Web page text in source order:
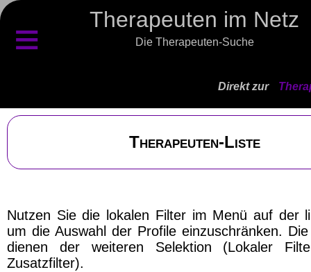
Therapeuten im Netz
Die Therapeuten-Suche
≡
Direkt zur
Therapeuten-Liste
Nutzen Sie die lokalen Filter im Menü auf der
um die Auswahl der Profile einzuschränken.
dienen der weiteren Selektion (Lokaler
Zusatzfilter).